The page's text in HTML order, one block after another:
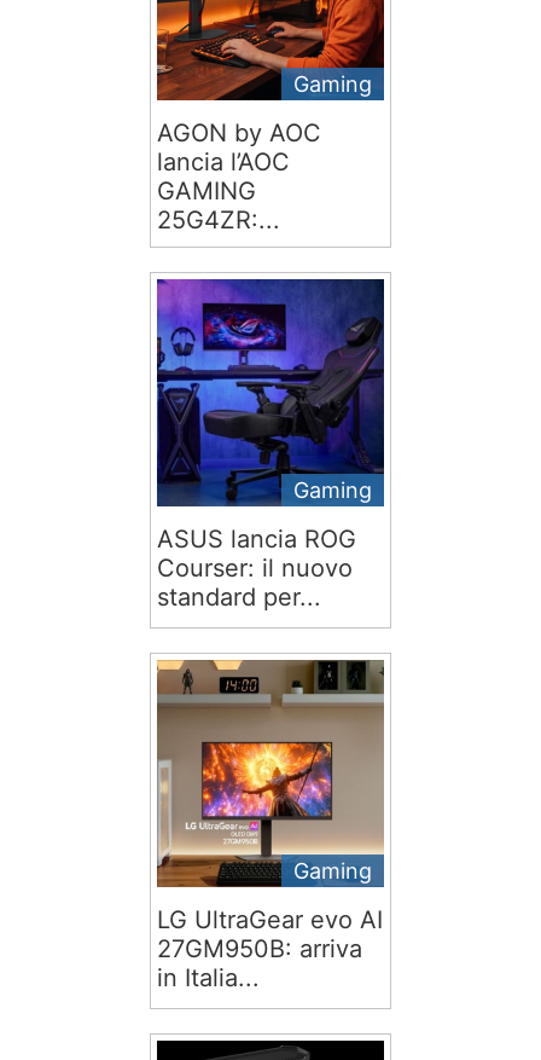
Gaming
AGON by AOC
lancia l’AOC
GAMING
25G4ZR:...
Gaming
ASUS lancia ROG
Courser: il nuovo
standard per...
Gaming
LG UltraGear evo AI
27GM950B: arriva
in Italia...